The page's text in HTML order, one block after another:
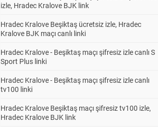
izle, Hradec Kralove BJK link
Hradec Kralove Beşiktaş ücretsiz izle, Hradec
Kralove BJK maçı canlı linki
Hradec Kralove - Beşiktaş maçı şifresiz izle canlı S
Sport Plus linki
Hradec Kralove - Beşiktaş maçı şifresiz izle canlı
tv100 linki
Hradec Kralove Beşiktaş maçı şifresiz tv100 izle,
Hradec Kralove BJK link